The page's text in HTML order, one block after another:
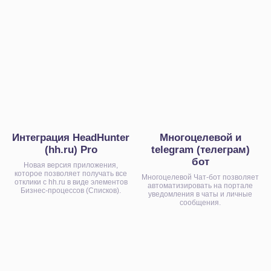
Интеграция HeadHunter
(hh.ru) Pro
Новая версия приложения,
которое позволяет получать все
отклики с hh.ru в виде элементов
Бизнес-процессов (Списков).
Многоцелевой и
telegram (телеграм)
бот
Многоцелевой Чат-бот позволяет
автоматизировать на портале
уведомления в чаты и личные
сообщения.
Открыть каталог приложений